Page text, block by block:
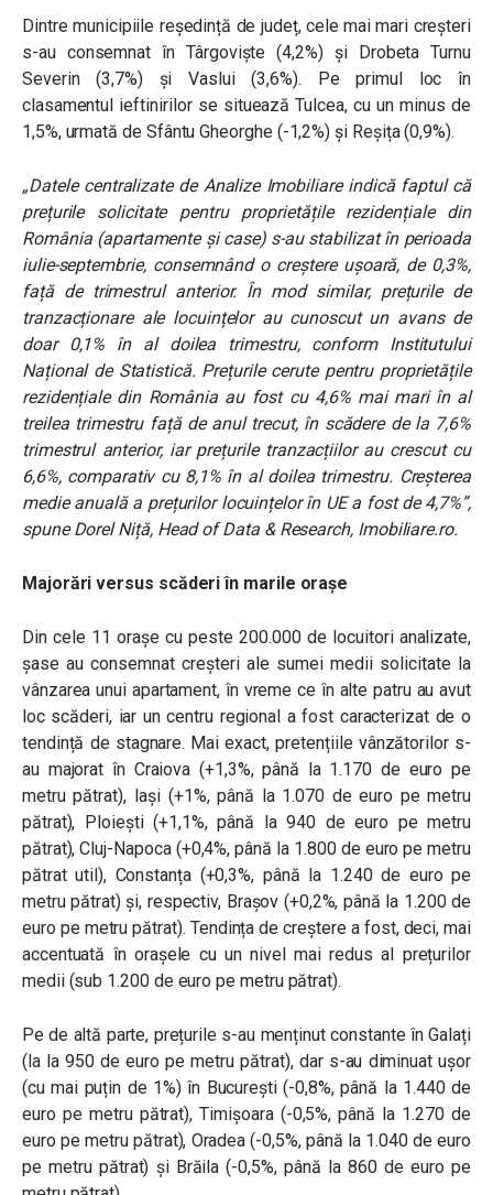
Dintre municipiile reședință de județ, cele mai mari creșteri
s-au consemnat în Târgoviște (4,2%) și Drobeta Turnu
Severin (3,7%) și Vaslui (3,6%). Pe primul loc în
clasamentul ieftinirilor se situează Tulcea, cu un minus de
1,5%, urmată de Sfântu Gheorghe (-1,2%) și Reșița (0,9%).
„Datele centralizate de Analize Imobiliare indică faptul că
prețurile solicitate pentru proprietățile rezidențiale din
România (apartamente și case) s-au stabilizat în perioada
iulie-septembrie, consemnând o creștere ușoară, de 0,3%,
față de trimestrul anterior. În mod similar, prețurile de
tranzacționare ale locuințelor au cunoscut un avans de
doar 0,1% în al doilea trimestru, conform Institutului
Național de Statistică. Prețurile cerute pentru proprietățile
rezidențiale din România au fost cu 4,6% mai mari în al
treilea trimestru față de anul trecut, în scădere de la 7,6%
trimestrul anterior, iar prețurile tranzacțiilor au crescut cu
6,6%, comparativ cu 8,1% în al doilea trimestru. Creșterea
medie anuală a prețurilor locuințelor în UE a fost de 4,7%”,
spune Dorel Niță, Head of Data & Research, Imobiliare.ro.
Majorări versus scăderi în marile orașe
Din cele 11 orașe cu peste 200.000 de locuitori analizate,
șase au consemnat creșteri ale sumei medii solicitate la
vânzarea unui apartament, în vreme ce în alte patru au avut
loc scăderi, iar un centru regional a fost caracterizat de o
tendință de stagnare. Mai exact, pretențiile vânzătorilor s-
au majorat în Craiova (+1,3%, până la 1.170 de euro pe
metru pătrat), Iași (+1%, până la 1.070 de euro pe metru
pătrat), Ploiești (+1,1%, până la 940 de euro pe metru
pătrat), Cluj-Napoca (+0,4%, până la 1.800 de euro pe metru
pătrat util), Constanța (+0,3%, până la 1.240 de euro pe
metru pătrat) și, respectiv, Brașov (+0,2%, până la 1.200 de
euro pe metru pătrat). Tendința de creștere a fost, deci, mai
accentuată în orașele cu un nivel mai redus al prețurilor
medii (sub 1.200 de euro pe metru pătrat).
Pe de altă parte, prețurile s-au menținut constante în Galați
(la la 950 de euro pe metru pătrat), dar s-au diminuat ușor
(cu mai puțin de 1%) în București (-0,8%, până la 1.440 de
euro pe metru pătrat), Timișoara (-0,5%, până la 1.270 de
euro pe metru pătrat), Oradea (-0,5%, până la 1.040 de euro
pe metru pătrat) și Brăila (-0,5%, până la 860 de euro pe